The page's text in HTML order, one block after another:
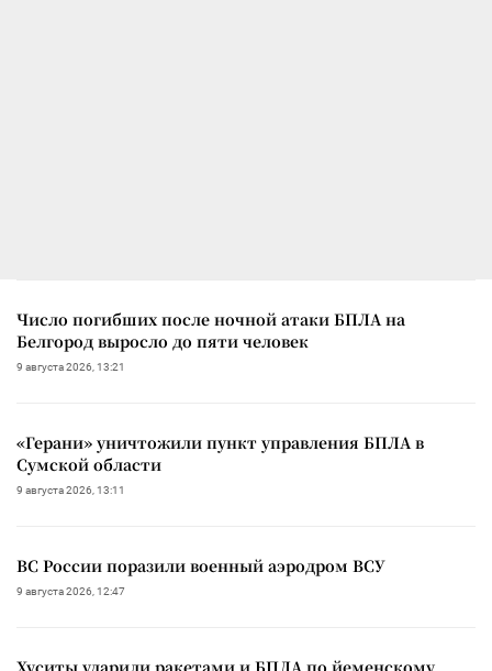
Число погибших после ночной атаки БПЛА на
Белгород выросло до пяти человек
9 августа 2026, 13:21
«Герани» уничтожили пункт управления БПЛА в
Сумской области
9 августа 2026, 13:11
ВС России поразили военный аэродром ВСУ
9 августа 2026, 12:47